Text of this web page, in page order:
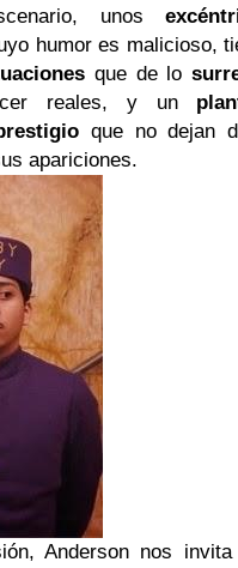
unos
humor es malicioso,
que de lo
reales, y un
que no dejan
apariciones.
Anderson nos